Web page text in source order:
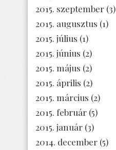
2015. szeptember (3)
2015. augusztus (1)
2015. július (1)
2015. június (2)
2015. május (2)
2015. április (2)
2015. március (2)
2015. február (5)
2015. január (3)
2014. december (5)